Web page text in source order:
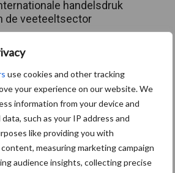
use cookies and other tracking
your experience on our website. We
information from your device and
such as your IP address and
like providing you with
measuring marketing campaign
audience insights, collecting precise
handelsdruk
de veeteeltsector
procent zou opnieuw
voor een